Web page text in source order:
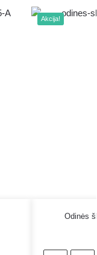
Akcija!
Odinės